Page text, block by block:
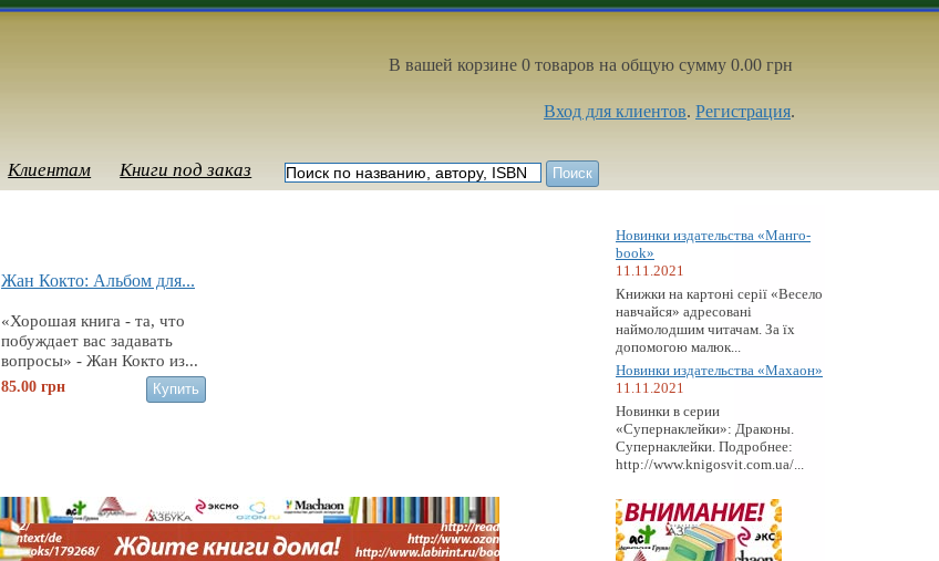
Вход для клиентов. Регистрация.
В вашей корзине 0 товаров на общую сумму 0.00 грн
Клиентам Книги под заказ
Новинки издательства «Манго-
book»
11.11.2021
Книжки на картоні серії «Весело
навчайся» адресовані
наймолодшим читачам. За їх
допомогою малюк...
Новинки издательства «Махаон»
11.11.2021
Новинки в серии
«Супернаклейки»: Драконы.
Супернаклейки. Подробнее:
http://www.knigosvit.com.ua/...
Жан Кокто: Альбом для...
«Хорошая книга - та, что
побуждает вас задавать
вопросы» - Жан Кокто из...
85.00 грн